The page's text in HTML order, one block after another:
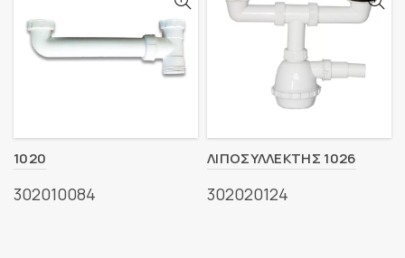
1020
302010084
ΛΙΠΟΣΥΛΛΕΚΤΗΣ 1026
302020124